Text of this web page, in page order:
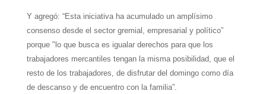
Y agregó: “Esta iniciativa ha acumulado un amplísimo
consenso desde el sector gremial, empresarial y político”
porque "lo que busca es igualar derechos para que los
trabajadores mercantiles tengan la misma posibilidad, que el
resto de los trabajadores, de disfrutar del domingo como día
de descanso y de encuentro con la familia”.